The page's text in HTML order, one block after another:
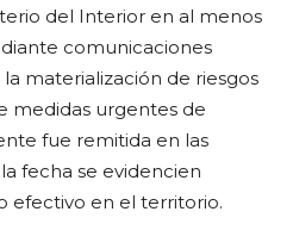
del Interior en al menos
comunicaciones
materialización de riesgos
medidas urgentes de
fue remitida en las
fecha se evidencien
efectivo en el territorio.